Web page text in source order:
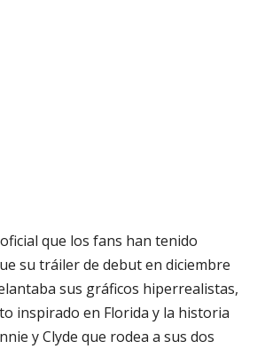
que los fans han tenido
su tráiler de debut en diciembre
sus gráficos hiperrealistas,
inspirado en Florida y la historia
y Clyde que rodea a sus dos